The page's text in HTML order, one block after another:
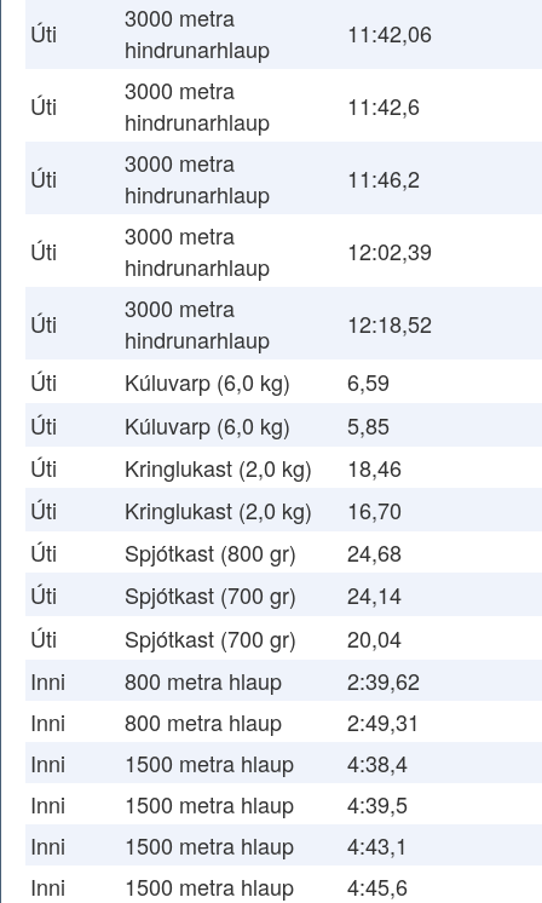
Úti
3000 metra
hindrunarhlaup
11:42,06
Úti
3000 metra
hindrunarhlaup
11:42,6
Úti
3000 metra
hindrunarhlaup
11:46,2
Úti
3000 metra
hindrunarhlaup
12:02,39
Úti
3000 metra
hindrunarhlaup
12:18,52
Úti
Kúluvarp (6,0 kg)
6,59
Úti
Kúluvarp (6,0 kg)
5,85
Úti
Kringlukast (2,0 kg)
18,46
Úti
Kringlukast (2,0 kg)
16,70
Úti
Spjótkast (800 gr)
24,68
Úti
Spjótkast (700 gr)
24,14
Úti
Spjótkast (700 gr)
20,04
Inni
800 metra hlaup
2:39,62
Inni
800 metra hlaup
2:49,31
Inni
1500 metra hlaup
4:38,4
Inni
1500 metra hlaup
4:39,5
Inni
1500 metra hlaup
4:43,1
Inni
1500 metra hlaup 4:45,6